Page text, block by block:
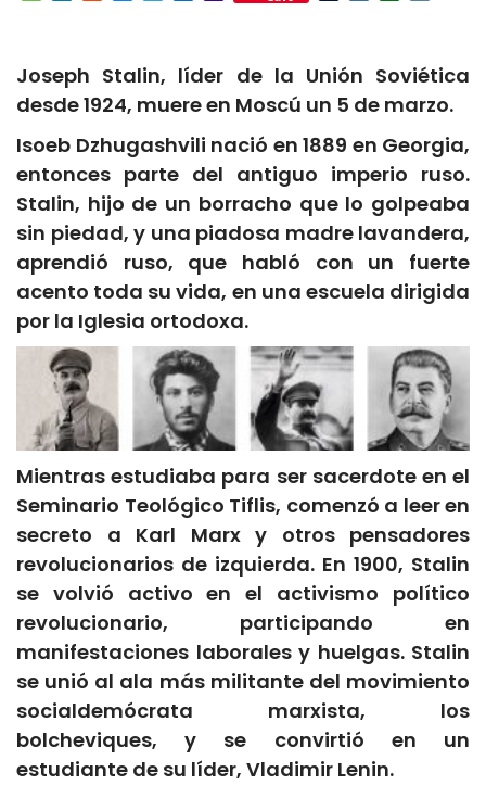
Joseph Stalin, líder de la Unión Soviética
desde 1924, muere en Moscú un 5 de marzo.
Isoeb Dzhugashvili nació en 1889 en Georgia,
entonces parte del antiguo imperio ruso.
Stalin, hijo de un borracho que lo golpeaba
sin piedad, y una piadosa madre lavandera,
aprendió ruso, que habló con un fuerte
acento toda su vida, en una escuela dirigida
por la Iglesia ortodoxa.
Mientras estudiaba para ser sacerdote en el
Seminario Teológico Tiflis, comenzó a leer en
secreto a Karl Marx y otros pensadores
revolucionarios de izquierda. En 1900, Stalin
se volvió activo en el activismo político
revolucionario, participando en
manifestaciones laborales y huelgas. Stalin
se unió al ala más militante del movimiento
socialdemócrata marxista, los
bolcheviques, y se convirtió en un
estudiante de su líder, Vladimir Lenin.